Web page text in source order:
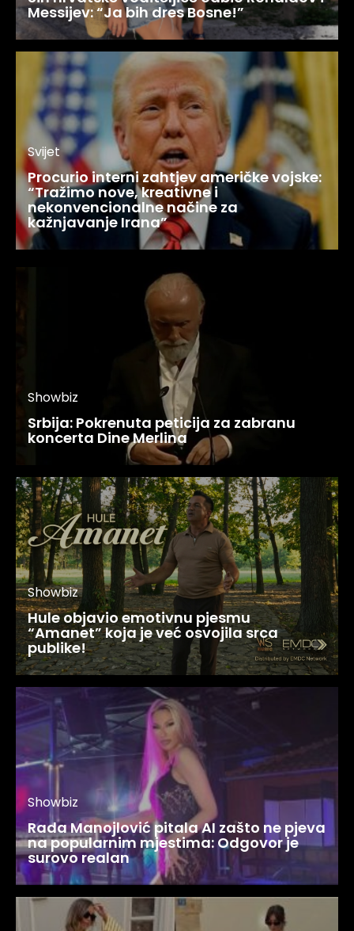
Messijev: “Ja bih dres Bosne!”
Svijet
Procurio interni zahtjev američke vojske:
“Tražimo nove, kreativne i
nekonvencionalne načine za
kažnjavanje Irana”
Showbiz
Srbija: Pokrenuta peticija za zabranu
koncerta Dine Merlina
Showbiz
Hule objavio emotivnu pjesmu
“Amanet” koja je već osvojila srca
publike!
Showbiz
Rada Manojlović pitala AI zašto ne pjeva
na popularnim mjestima: Odgovor je
surovo realan